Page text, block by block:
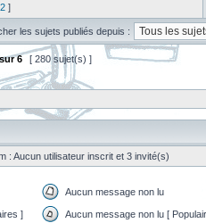
2 ]
les sujets publiés depuis :
6 [ 280 sujet(s) ]
: Aucun utilisateur inscrit et 3 invité(s)
Aucun message non lu
] Aucun message non lu [